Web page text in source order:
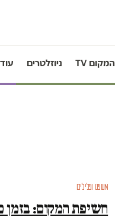
המקום TV ניוזלטרים עוד
משפט ופלילים
חשיפת המקום: בזמן